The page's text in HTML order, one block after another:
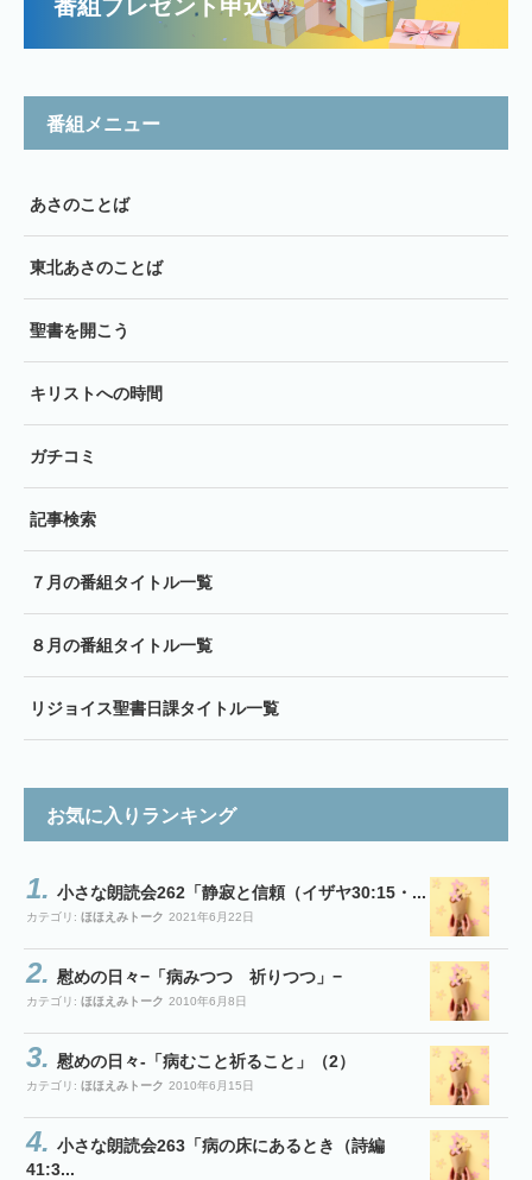
番組プレゼント申込
番組メニュー
あさのことば
東北あさのことば
聖書を開こう
キリストへの時間
ガチコミ
記事検索
７月の番組タイトル一覧
８月の番組タイトル一覧
リジョイス聖書日課タイトル一覧
お気に入りランキング
小さな朗読会262「静寂と信頼（イザヤ30:15・...
カテゴリ: ほほえみトーク 2021年6月22日
慰めの日々−「病みつつ 祈りつつ」−
カテゴリ: ほほえみトーク 2010年6月8日
慰めの日々-「病むこと祈ること」（2）
カテゴリ: ほほえみトーク 2010年6月15日
小さな朗読会263「病の床にあるとき（詩編
41:3...